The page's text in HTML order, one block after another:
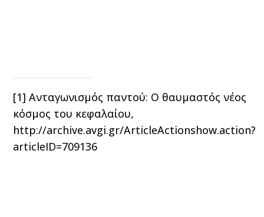
[1] Ανταγωνισμός παντού: Ο θαυμαστός νέος
κόσμος του κεφαλαίου,
http://archive.avgi.gr/ArticleActionshow.action?
articleID=709136